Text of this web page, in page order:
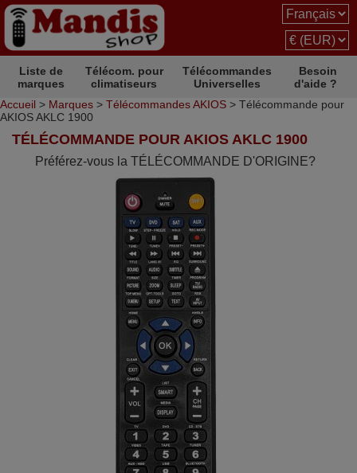
Liste de
marques
Télécom. pour
climatiseurs
Télécommandes
Universelles
Besoin
d'aide ?
Accueil > Marques > Télécommandes AKIOS > Télécommande pour
AKIOS AKLC 1900
TÉLÉCOMMANDE POUR AKIOS AKLC 1900
Préférez-vous la TÉLÉCOMMANDE D'ORIGINE?